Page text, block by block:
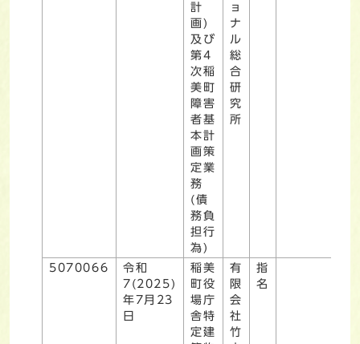
計
画)
及び
第4
次稲
美町
障害
者基
本計
画策
定業
務
(債
務負
担行
為)
ョ
ナ
ル
総
合
研
究
所
5070066
令和
7(2025)
年7月23
日
稲美
町役
場庁
舎特
定建
有
限
会
社
竹
指
名